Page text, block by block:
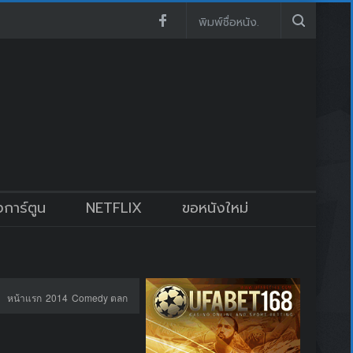
าร์ตูน NETFLIX ขอหนังใหม่
หน้าแรก 2014 Comedy ตลก